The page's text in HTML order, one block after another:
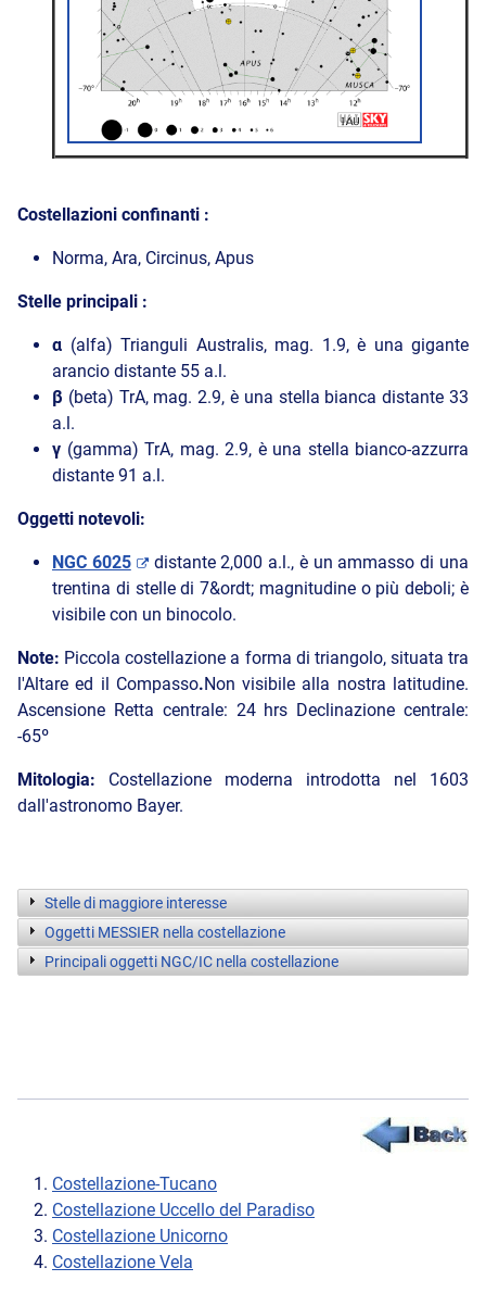
Costellazioni confinanti :
Norma, Ara, Circinus, Apus
Stelle principali :
α (alfa) Trianguli Australis, mag. 1.9, è una gigante
arancio distante 55 a.l.
β (beta) TrA, mag. 2.9, è una stella bianca distante 33
a.l.
γ (gamma) TrA, mag. 2.9, è una stella bianco-azzurra
distante 91 a.l.
Oggetti notevoli:
NGC 6025
distante 2,000 a.l., è un ammasso di una
trentina di stelle di 7&ordt; magnitudine o più deboli; è
visibile con un binocolo.
Note: Piccola costellazione a forma di triangolo, situata tra
l'Altare ed il Compasso.Non visibile alla nostra latitudine.
Ascensione Retta centrale: 24 hrs Declinazione centrale:
-65º
Mitologia: Costellazione moderna introdotta nel 1603
dall'astronomo Bayer.
Stelle di maggiore interesse
Oggetti MESSIER nella costellazione
Principali oggetti NGC/IC nella costellazione
Costellazione-Tucano
Costellazione Uccello del Paradiso
Costellazione Unicorno
Costellazione Vela